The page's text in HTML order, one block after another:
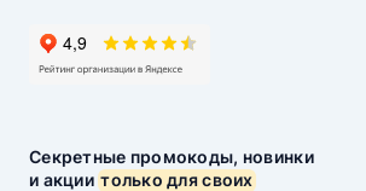
Секретные промокоды, новинки
и акциитолько для своих